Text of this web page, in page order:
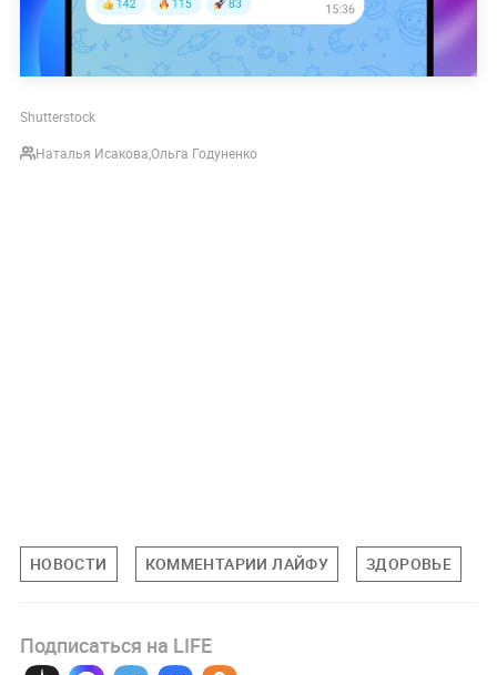
Shutterstock
Наталья ИсаковаОльга Годуненко
НОВОСТИ КОММЕНТАРИИ ЛАЙФУ ЗДОРОВЬЕ
Подписаться на LIFE